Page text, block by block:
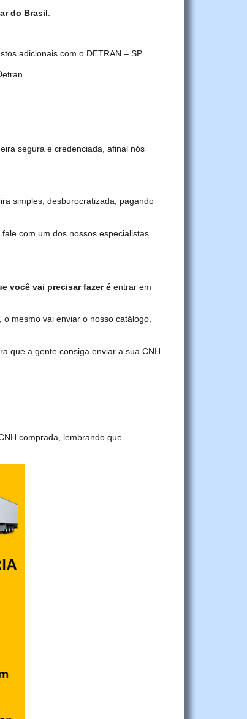
do Brasil
adicionais com o DETRAN – SP.
segura e credenciada, afinal nós
simples, desburocratizada, pagando
com um dos nossos especialistas.
você vai precisar fazer é entrar em
mesmo vai enviar o nosso catálogo,
que a gente consiga enviar a sua CNH
comprada, lembrando que